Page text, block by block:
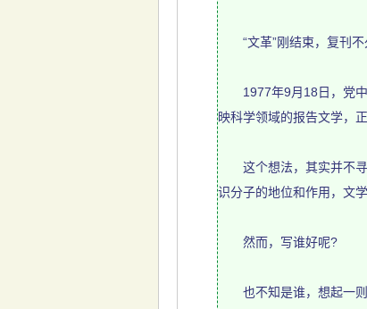
“文革”刚结束，复刊不
1977年9月18日，党中
映科学领域的报告文学，正
这个想法，其实并不寻
识分子的地位和作用，文
然而，写谁好呢?
也不知是谁，想起一则